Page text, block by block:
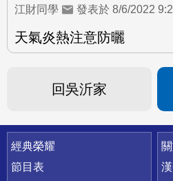
江財同學 發表於 8/6/2022
天氣炎熱注意防曬
回吳沂家
快速連結
經典榮耀
節目表